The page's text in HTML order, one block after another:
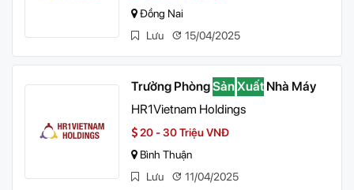
Đồng Nai
Lưu
15/04/2025
Trưởng PhòngSảnXuất Nhà Máy
HR1Vietnam Holdings
20 - 30 Triệu VNĐ
Bình Thuận
Lưu
11/04/2025